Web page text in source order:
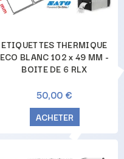
ETIQUETTES THERMIQUE
ECO BLANC 102 x 49 MM -
BOITE DE 6 RLX
50,00 €
ACHETER